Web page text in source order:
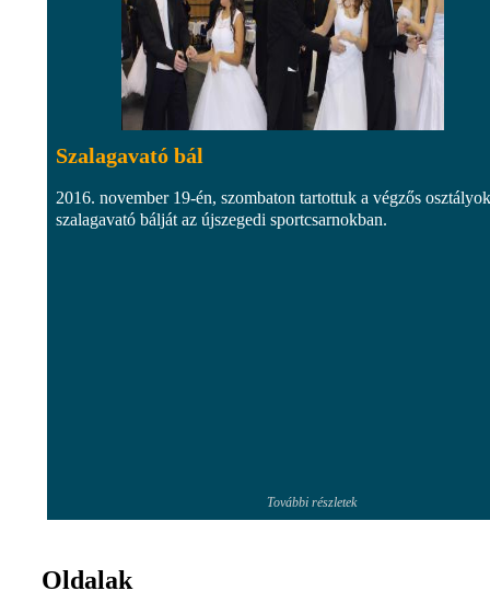
Szalagavató bál
2016. november 19-én, szombaton tartottuk a végzős osztályok
szalagavató bálját az újszegedi sportcsarnokban.
További részletek
Oldalak